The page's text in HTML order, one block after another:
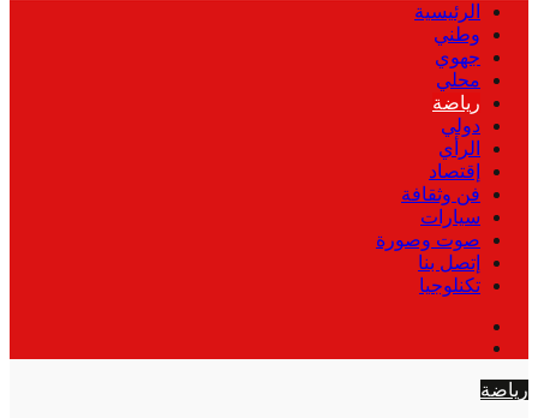
الرئيسية
وطني
جهوي
محلي
رياضة
دولي
الرأي
إقتصاد
فن وثقافة
سيارات
صوت وصورة
إتصل بنا
تكنلوجيا
رياضة